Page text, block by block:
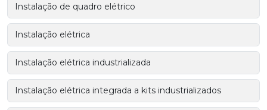
Instalação de quadro elétrico
Instalação elétrica
Instalação elétrica industrializada
Instalação elétrica integrada a kits industrializados